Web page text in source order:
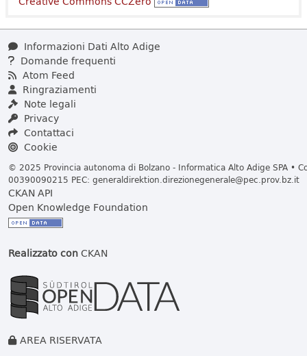
Informazioni Dati Alto Adige
Domande frequenti
Atom Feed
Ringraziamenti
Note legali
Privacy
Contattaci
Cookie
© 2025 Provincia autonoma di Bolzano - Informatica Alto Adige SPA •
00390090215 PEC: generaldirektion.direzionegenerale@pec.prov.bz.it
CKAN API
Open Knowledge Foundation
Realizzato conCKAN
AREA RISERVATA